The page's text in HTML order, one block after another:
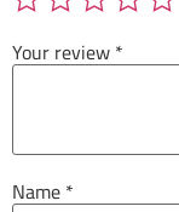
Your review*
Name*